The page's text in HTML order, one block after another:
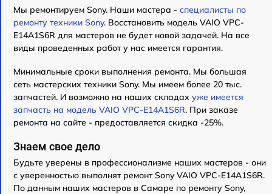
Мы ремонтируем Sony. Наши мастера - специалисты по
ремонту техники Sony. Восстановить модель VAIO VPC-
E14A1S6R для мастеров не будет новой задачей. На все
виды проведенных работ у нас имеется гарантия.
Минимальные сроки выполнения ремонта. Мы большая
сеть мастерских техники Sony. Мы имеем более 20 тыс.
запчастей. И возможно на наших складах уже имеется
запчасть на модель VAIO VPC-E14A1S6R. При заказе
ремонта на сайте - предоставляется скидка -25%.
Знаем свое дело
Будьте уверены в профессионализме наших мастеров - они
с уверенностью выполнят ремонт Sony VAIO VPC-E14A1S6R.
По данным наших мастеров в Самаре по ремонту Sony,